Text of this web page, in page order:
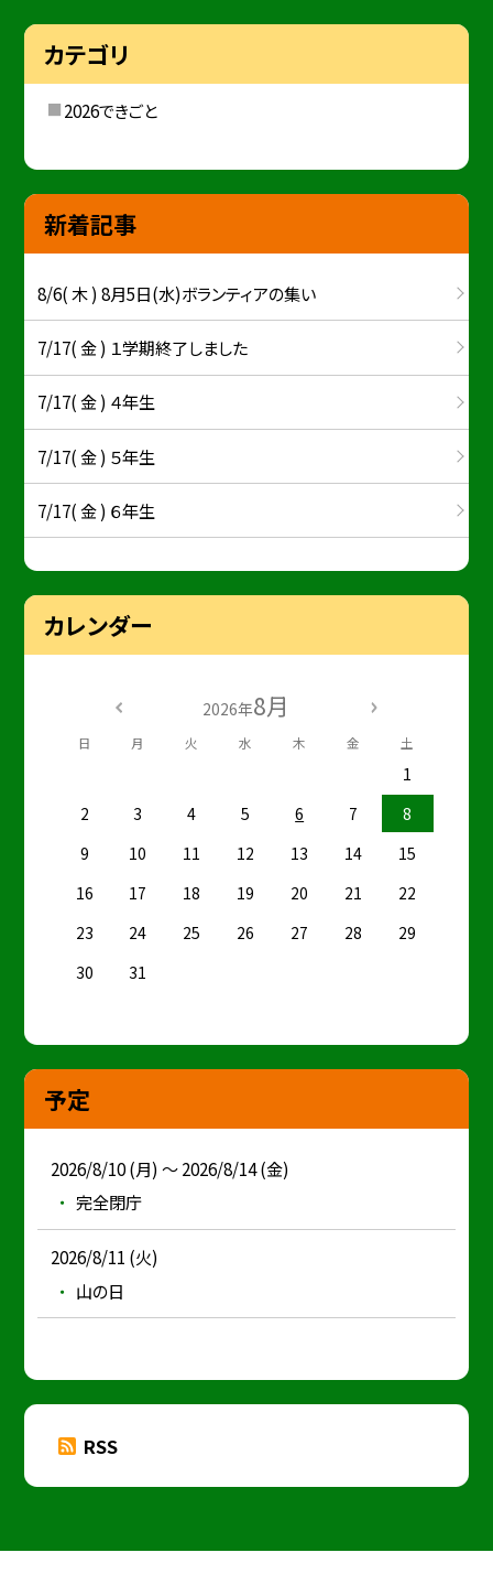
カテゴリ
2026できごと
新着記事
8/6( 木 ) 8月5日(水)ボランティアの集い
7/17( 金 ) １学期終了しました
7/17( 金 ) ４年生
7/17( 金 ) ５年生
7/17( 金 ) ６年生
カレンダー
2026年8月
日 月 火 水 木 金 土
1
2
3 4 5 6 7
8
9
10 11 12 13 14
15
16
17 18 19 20 21
22
23
24 25 26 27 28
29
30
31
予定
2026/8/10 (月) ～ 2026/8/14 (金)
完全閉庁
2026/8/11 (火)
山の日
RSS